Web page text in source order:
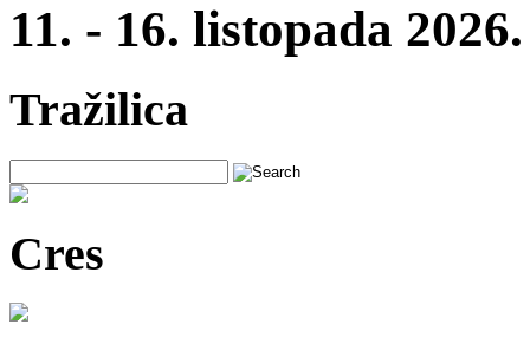
11. - 16. listopada 2026.
Tražilica
Cres